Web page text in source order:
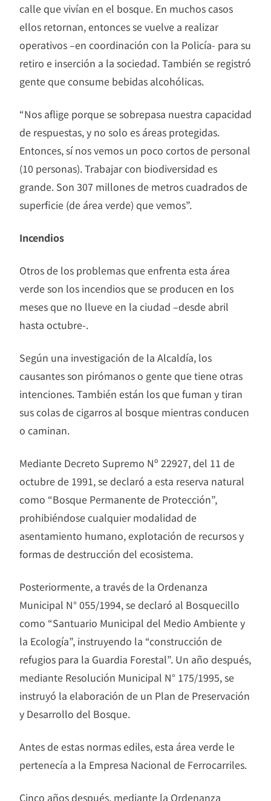
calle que vivían en el bosque. En muchos casos
ellos retornan, entonces se vuelve a realizar
operativos –en coordinación con la Policía- para su
retiro e inserción a la sociedad. También se registró
gente que consume bebidas alcohólicas.
“Nos aflige porque se sobrepasa nuestra capacidad
de respuestas, y no solo es áreas protegidas.
Entonces, sí nos vemos un poco cortos de personal
(10 personas). Trabajar con biodiversidad es
grande. Son 307 millones de metros cuadrados de
superficie (de área verde) que vemos”.
Incendios
Otros de los problemas que enfrenta esta área
verde son los incendios que se producen en los
meses que no llueve en la ciudad –desde abril
hasta octubre-.
Según una investigación de la Alcaldía, los
causantes son pirómanos o gente que tiene otras
intenciones. También están los que fuman y tiran
sus colas de cigarros al bosque mientras conducen
o caminan.
Mediante Decreto Supremo Nº 22927, del 11 de
octubre de 1991, se declaró a esta reserva natural
como “Bosque Permanente de Protección”,
prohibiéndose cualquier modalidad de
asentamiento humano, explotación de recursos y
formas de destrucción del ecosistema.
Posteriormente, a través de la Ordenanza
Municipal N° 055/1994, se declaró al Bosquecillo
como “Santuario Municipal del Medio Ambiente y
la Ecología”, instruyendo la “construcción de
refugios para la Guardia Forestal”. Un año después,
mediante Resolución Municipal N° 175/1995, se
instruyó la elaboración de un Plan de Preservación
y Desarrollo del Bosque.
Antes de estas normas ediles, esta área verde le
pertenecía a la Empresa Nacional de Ferrocarriles.
Cinco años después, mediante la Ordenanza